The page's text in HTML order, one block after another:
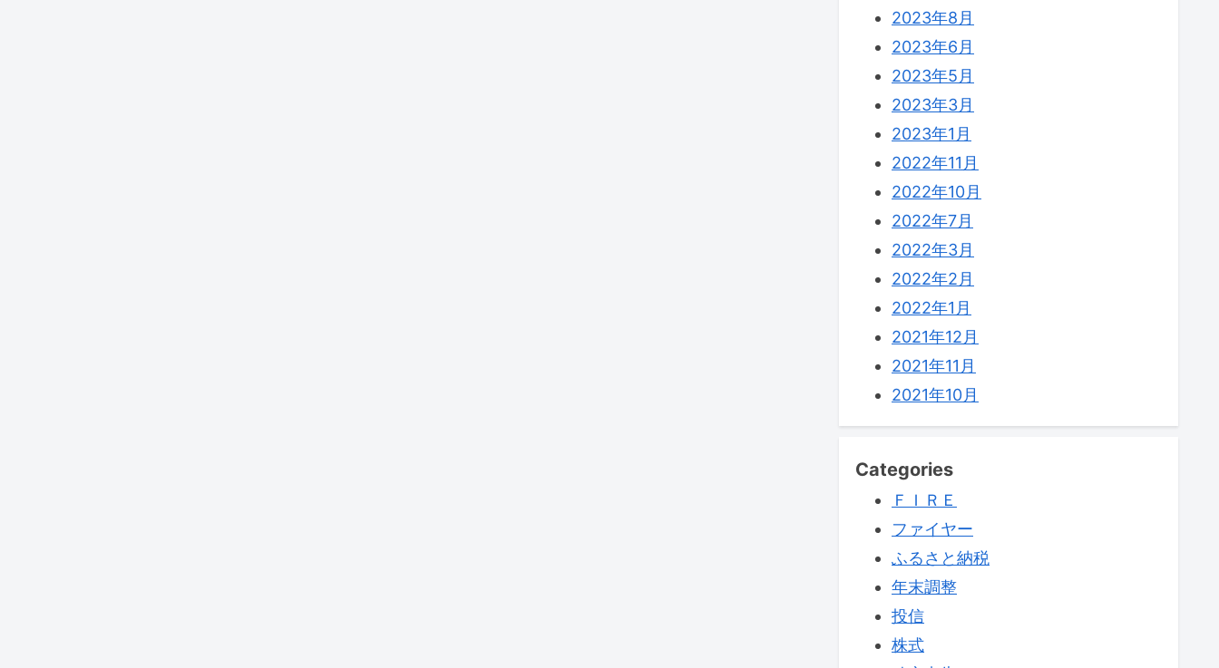
2023年8月
2023年6月
2023年5月
2023年3月
2023年1月
2022年11月
2022年10月
2022年7月
2022年3月
2022年2月
2022年1月
2021年12月
2021年11月
2021年10月
Categories
ＦＩＲＥ
ファイヤー
ふるさと納税
年末調整
投信
株式